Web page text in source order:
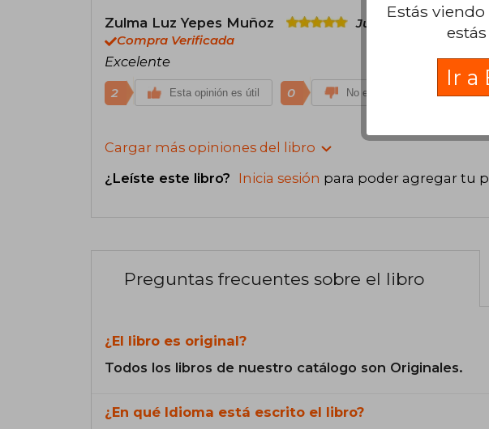
Zulma Luz Yepes Muñoz
Jueves 10 de Marzo,
Compra Verificada
Excelente
2 Esta opinión es útil 0 No es útil
Cargar más opiniones del libro
¿Leíste este libro? Inicia sesión para poder agregar tu
Preguntas frecuentes sobre el libro
¿El libro es original?
Todos los libros de nuestro catálogo son Originales.
¿En qué Idioma está escrito el libro?
Estás viendo
Ir a